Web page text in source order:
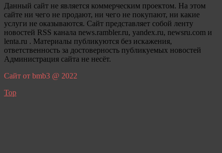
Данный сайт не является коммерческим проектом. На этом
сайте ни чего не продают, ни чего не покупают, ни какие
услуги не оказываются. Сайт представляет собой ленту
новостей RSS канала news.rambler.ru, yandex.ru, newsru.com и
lenta.ru . Материалы публикуются без искажения,
ответственность за достоверность публикуемых новостей
Администрация сайта не несёт.
Сайт от bmb3 @ 2022
Top